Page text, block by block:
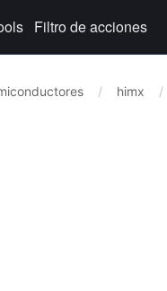
Filtro de acciones
/ himx /